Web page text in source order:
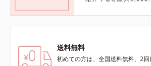
送料無料
初めての方は、全国送料無料、2